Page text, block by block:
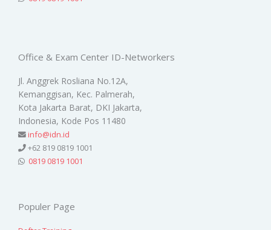
Office & Exam Center ID-Networkers
Jl. Anggrek Rosliana No.12A,
Kemanggisan, Kec. Palmerah,
Kota Jakarta Barat, DKI Jakarta,
Indonesia, Kode Pos 11480
info@idn.id
+62 819 0819 1001
0819 0819 1001
Populer Page